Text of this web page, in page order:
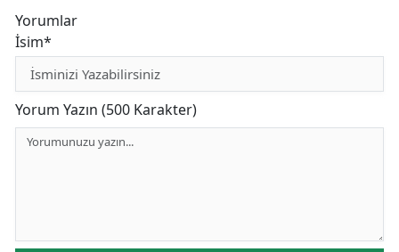
Yorumlar
İsim*
Yorum Yazın (500 Karakter)